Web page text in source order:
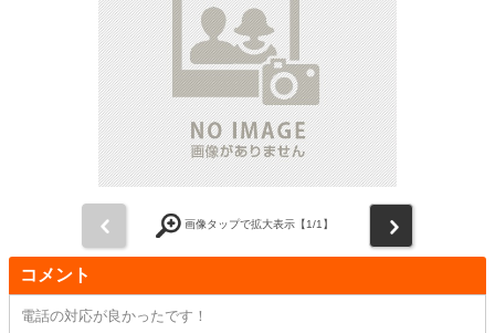
画像タップで拡大表示【1/1】
コメント
電話の対応が良かったです！